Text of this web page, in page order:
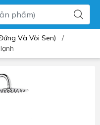
Và Vòi Sen)
/